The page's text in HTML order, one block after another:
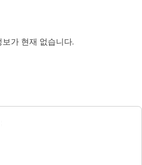
가 현재 없습니다.